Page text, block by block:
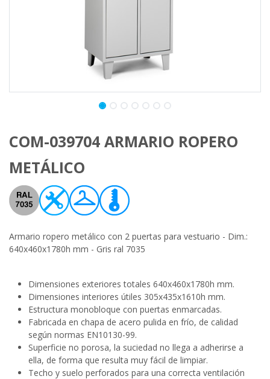
COM-039704 ARMARIO ROPERO
METÁLICO
Armario ropero metálico con 2 puertas para vestuario - Dim.:
640x460x1780h mm - Gris ral 7035
Dimensiones exteriores totales 640x460x1780h mm.
Dimensiones interiores útiles 305x435x1610h mm.
Estructura monobloque con puertas enmarcadas.
Fabricada en chapa de acero pulida en frío, de calidad
según normas EN10130-99.
Superficie no porosa, la suciedad no llega a adherirse a
ella, de forma que resulta muy fácil de limpiar.
Techo y suelo perforados para una correcta ventilación